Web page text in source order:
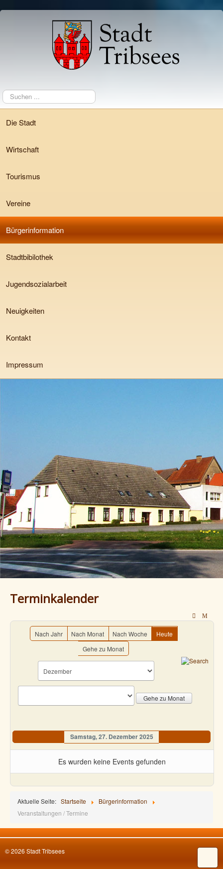
Suchen
...
Die Stadt
Wirtschaft
Tourismus
Vereine
Bürgerinformation
Stadtbibilothek
Jugendsozialarbeit
Neuigkeiten
Kontakt
Impressum
Terminkalender
Nach Jahr Nach Monat Nach Woche
Heute
Gehe zu Monat
Gehe zu Monat
Samstag, 27. Dezember 2025
Es wurden keine Events gefunden
Aktuelle Seite: Startseite
Bürgerinformation
Veranstaltungen / Termine
© 2026 Stadt Tribsees